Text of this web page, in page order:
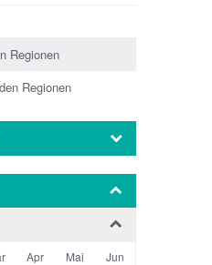
Regionen
Regionen
Apr Mai
Jun